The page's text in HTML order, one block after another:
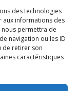
des technologies
aux informations des
nous permettra de
navigation ou les ID
de retirer son
caractéristiques